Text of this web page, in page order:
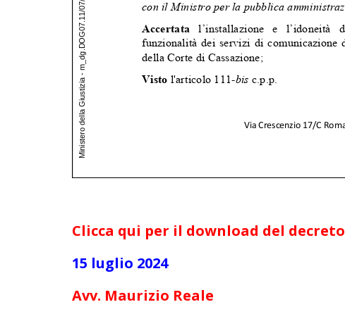
Clicca qui per il download del decreto
15 luglio 2024
Avv. Maurizio Reale